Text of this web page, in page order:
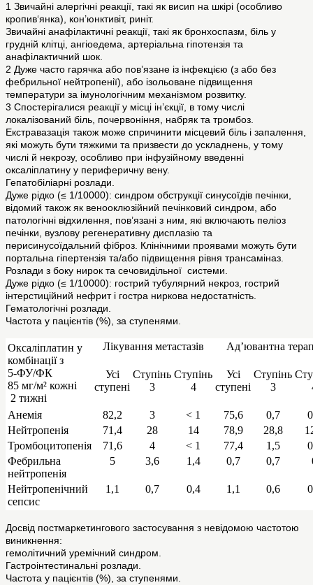
1 Звичайні алергічні реакції, такі як висип на шкірі (особливо
кропив‘янка), кон’юнктивіт, риніт.
Звичайні анафілактичні реакції, такі як бронхоспазм, біль у
грудній клітці, ангіоедема, артеріальна гіпотензія та
анафілактичний шок.
2 Дуже часто гарячка або пов’язане із інфекцією (з або без
фебрильної нейтропенії), або ізольоване підвищення
температури за імунологічним механізмом розвитку.
3 Спостерігалися реакції у місці ін’єкції, в тому числі
локалізований біль, почервоніння, набряк та тромбоз.
Екстравазація також може спричинити місцевий біль і запалення,
які можуть бути тяжкими та призвести до ускладнень, у тому
числі й некрозу, особливо при інфузійному введенні
оксаліплатину у периферичну вену.
Гепатобіліарні розлади.
Дуже рідко (≤ 1/10000): синдром обструкції синусоїдів печінки,
відомий також як венооклюзійний печінковий синдром, або
патологічні відхилення, пов’язані з ним, які включають пеліоз
печінки, вузлову регенеративну дисплазію та
перисинусоїдальний фіброз. Клінічними проявами можуть бути
портальна гіпертензія та/або підвищення рівня трансаміназ.
Розлади з боку нирок та сечовидільної системи.
Дуже рідко (≤ 1/10000): гострий тубулярний некроз, гострий
інтерстиційний нефрит і гостра ниркова недостатність.
Гематологічні розлади.
Частота у пацієнтів (%), за ступенями.
Оксаліплатин у
комбінації з
5-ФУ/ФК
85 мг/м² кожні
2 тижні
Лікування метастазів Ад’ювантна
Усі
ступені
Ступінь
3
Ступінь
4
Усі
ступені
Ступінь
3
Анемія 82,2 3 < 1 75,6 0,7
Нейтропенія
71,4 28 14 78,9 28,8
Тромбоцитопенія
71,6 4 < 1 77,4 1,5
Фебрильна
нейтропенія
5 3,6 1,4 0,7 0,7
Нейтропенічний
сепсис
1,1 0,7 0,4 1,1 0,6
Досвід постмаркетингового застосування з невідомою частотою
виникнення:
гемолітичний уремічний синдром.
Гастроінтестинальні розлади.
Частота у пацієнтів (%), за ступенями.